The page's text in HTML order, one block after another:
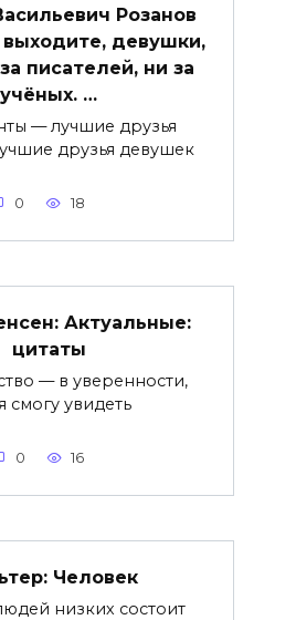
Розанов
выходите, девушки,
писателей, ни за
учёных. …
— лучшие друзья
друзья девушек
0 18
Актуальные:
цитаты
— в уверенности,
смогу увидеть
0 16
Человек
низких состоит